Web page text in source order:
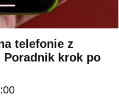
telefonie z
Poradnik krok po